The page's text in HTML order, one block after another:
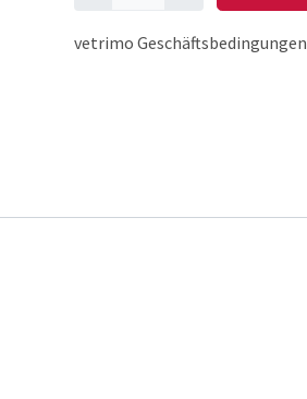
vetrimo Geschäftsbedingungen